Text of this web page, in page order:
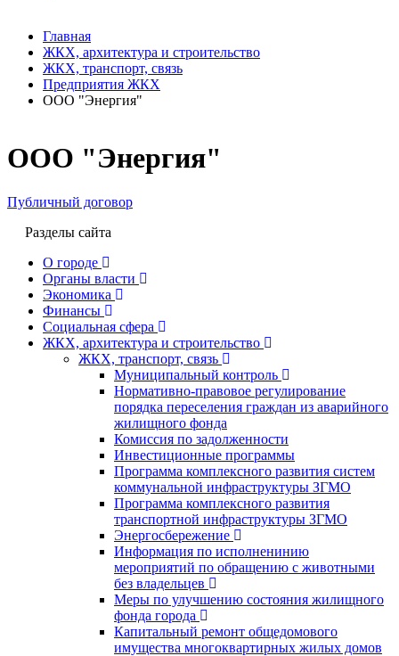
ООО "Энергия"
Публичный договор
Разделы сайта
О городе
Органы власти
Экономика
Финансы
Социальная сфера
ЖКХ, архитектура и строительство
ЖКХ, транспорт, связь
Муниципальный контроль
Нормативно-правовое регулирование
порядка переселения граждан из аварийного
жилищного фонда
Комиссия по задолженности
Инвестиционные программы
Программа комплексного развития систем
коммунальной инфраструктуры ЗГМО
Программа комплексного развития
транспортной инфраструктуры ЗГМО
Энергосбережение
Информация по исполненинию
мероприятий по обращению с животными
без владельцев
Меры по улучшению состояния жилищного
фонда города
Капитальный ремонт общедомового
имущества многоквартирных жилых домов
Главная
ЖКХ, архитектура и строительство
ЖКХ, транспорт, связь
Предприятия ЖКХ
ООО "Энергия"